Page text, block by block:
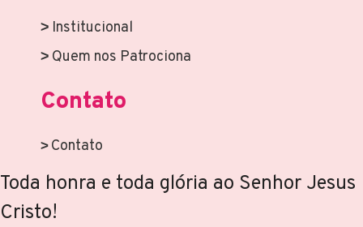
Institucional
Quem nos Patrociona
Contato
Contato
Toda honra e toda glória ao Senhor Jesus
Cristo!